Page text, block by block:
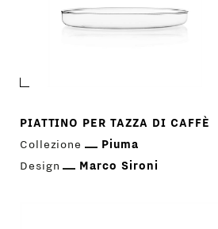
PIATTINO PER TAZZA DI CAFFÈ
Collezione
Piuma
Design
Marco Sironi